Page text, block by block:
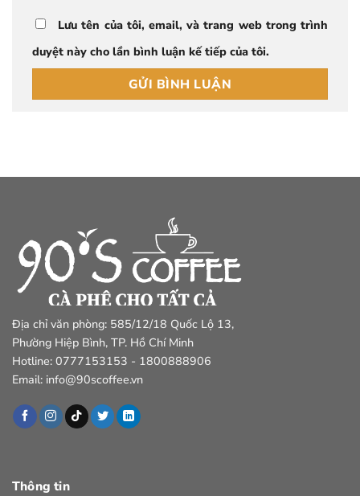
Lưu tên của tôi, email, và trang web trong trình
duyệt này cho lần bình luận kế tiếp của tôi.
Địa chỉ văn phòng: 585/12/18 Quốc Lộ 13,
Phường Hiệp Bình, TP. Hồ Chí Minh
Hotline: 0777153153 - 1800888906
Email: info@90scoffee.vn
Thông tin